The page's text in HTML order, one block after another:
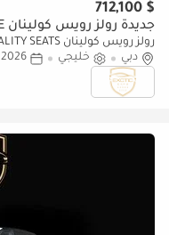
$ 712,100
جديدة رولز رويس كولينان BLACK BADGE
رولز رويس كولينان BLACK BADGE | DUALITY SEATS
دبي
خليجي 2026